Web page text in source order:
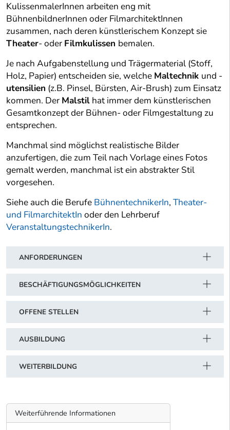
KulissenmalerInnen arbeiten eng mit
BühnenbildnerInnen oder FilmarchitektInnen
zusammen, nach deren künstlerischem Konzept sie
Theater- oder Filmkulissen bemalen.
Je nach Aufgabenstellung und Trägermaterial (Stoff,
Holz, Papier) entscheiden sie, welche Maltechnik und -
utensilien (z.B. Pinsel, Bürsten, Air-Brush) zum Einsatz
kommen. Der Malstil hat immer dem künstlerischen
Gesamtkonzept der Bühnen- oder Filmgestaltung zu
entsprechen.
Manchmal sind möglichst realistische Bilder
anzufertigen, die zum Teil nach Vorlage eines Fotos
gemalt werden, manchmal ist ein abstrakter Stil
vorgesehen.
Siehe auch die Berufe BühnentechnikerIn, Theater-
und FilmarchitektIn oder den Lehrberuf
VeranstaltungstechnikerIn.
ANFORDERUNGEN
BESCHÄFTIGUNGSMÖGLICHKEITEN
OFFENE STELLEN
AUSBILDUNG
WEITERBILDUNG
Weiterführende Informationen